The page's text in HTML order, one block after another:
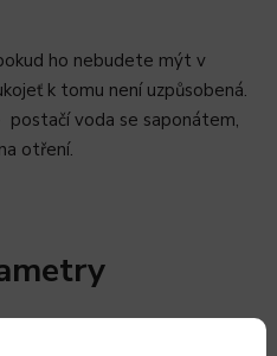
ho nebudete mýt v
k tomu není uzpůsobená.
postačí voda se saponátem,
otření.